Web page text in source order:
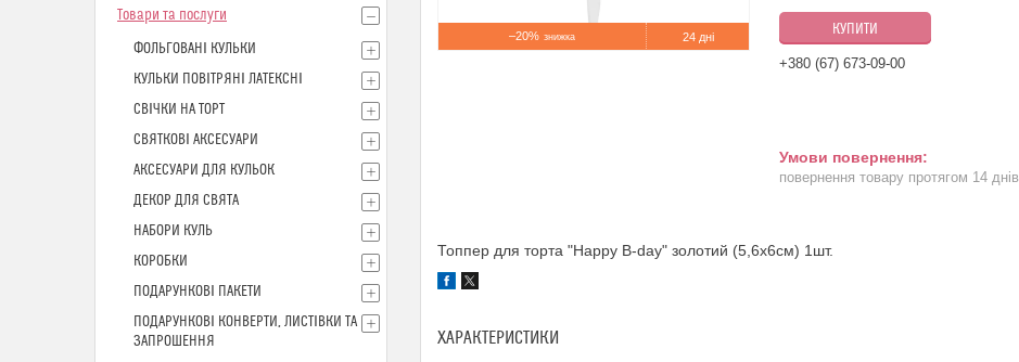
–20% 24 дні КУПИТИ
+380 (67) 673-09-00
повернення товару протягом 14 днів
Топпер для торта "Happy B-day" золотий (5,6х6см) 1шт.
ХАРАКТЕРИСТИКИ
Товари та послуги
ФОЛЬГОВАНІ КУЛЬКИ
КУЛЬКИ ПОВІТРЯНІ ЛАТЕКСНІ
СВІЧКИ НА ТОРТ
СВЯТКОВІ АКСЕСУАРИ
АКСЕСУАРИ ДЛЯ КУЛЬОК
ДЕКОР ДЛЯ СВЯТА
НАБОРИ КУЛЬ
КОРОБКИ
ПОДАРУНКОВІ ПАКЕТИ
ПОДАРУНКОВІ КОНВЕРТИ, ЛИСТІВКИ ТА
ЗАПРОШЕННЯ